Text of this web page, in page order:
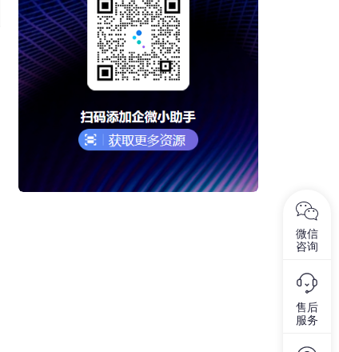
微信
咨询
售后
服务